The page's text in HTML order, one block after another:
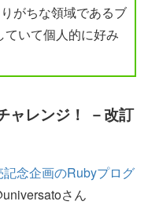
がちな領域であるブ
いて個人的に好み
ャレンジ！ －改訂
念企画のRubyプログ
さん